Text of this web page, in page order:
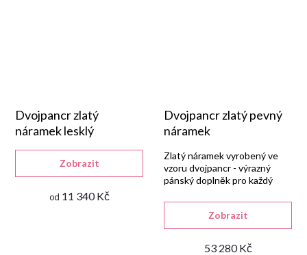
Dvojpancr zlatý
náramek lesklý
od 11 340 Kč
Zobrazit
Dvojpancr zlatý pevný
náramek
53 280 Kč
Zobrazit
Zlatý náramek vyrobený ve
vzoru dvojpancr - výrazný
pánský doplněk pro každý